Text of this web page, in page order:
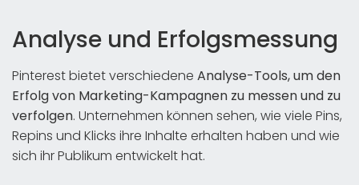
Analyse und Erfolgsmessung
Pinterest bietet verschiedene Analyse-Tools, um den
Erfolg von Marketing-Kampagnen zu messen und zu
verfolgen. Unternehmen können sehen, wie viele Pins,
Repins und Klicks ihre Inhalte erhalten haben und wie
sich ihr Publikum entwickelt hat.